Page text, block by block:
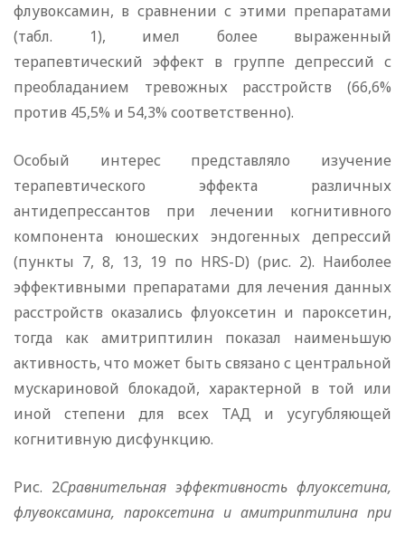
флувоксамин, в сравнении с этими препаратами
(табл. 1), имел более выраженный
терапевтический эффект в группе депрессий с
преобладанием тревожных расстройств (66,6%
против 45,5% и 54,3% соответственно).
Особый интерес представляло изучение
терапевтического эффекта различных
антидепрессантов при лечении когнитивного
компонента юношеских эндогенных депрессий
(пункты 7, 8, 13, 19 по HRS-D) (рис. 2). Наиболее
эффективными препаратами для лечения данных
расстройств оказались флуоксетин и пароксетин,
тогда как амитриптилин показал наименьшую
активность, что может быть связано с центральной
мускариновой блокадой, характерной в той или
иной степени для всех ТАД и усугубляющей
когнитивную дисфункцию.
Рис. 2Сравнительная эффективность флуоксетина,
флувоксамина, пароксетина и амитриптилина при